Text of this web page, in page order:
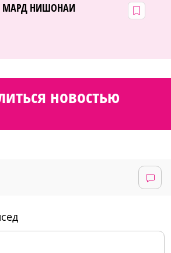
МАРД НИШОНАИ
новостью